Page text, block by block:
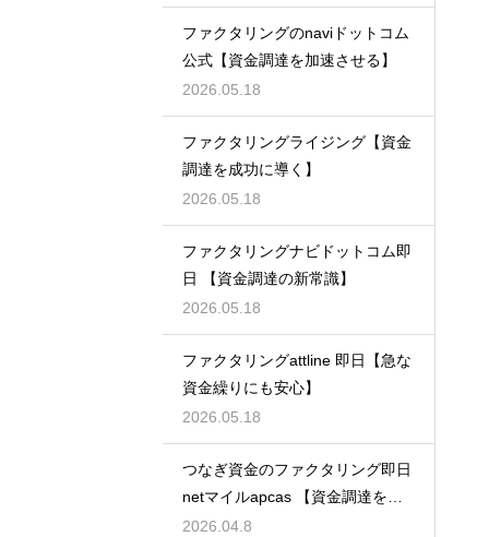
ファクタリングのnaviドットコム
公式【資金調達を加速させる】
2026.05.18
ファクタリングライジング【資金
調達を成功に導く】
2026.05.18
ファクタリングナビドットコム即
日 【資金調達の新常識】
2026.05.18
ファクタリングattline 即日【急な
資金繰りにも安心】
2026.05.18
つなぎ資金のファクタリング即日
netマイルapcas 【資金調達を加
速させる】
2026.04.8